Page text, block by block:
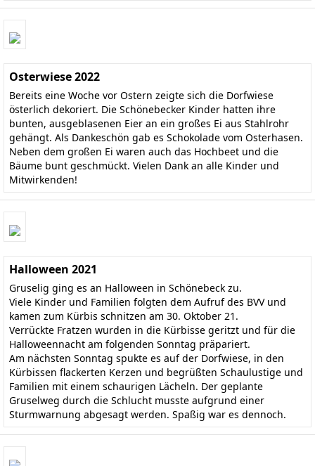
Osterwiese 2022
Bereits eine Woche vor Ostern zeigte sich die Dorfwiese
österlich dekoriert. Die Schönebecker Kinder hatten ihre
bunten, ausgeblasenen Eier an ein großes Ei aus Stahlrohr
gehängt. Als Dankeschön gab es Schokolade vom Osterhasen.
Neben dem großen Ei waren auch das Hochbeet und die
Bäume bunt geschmückt. Vielen Dank an alle Kinder und
Mitwirkenden!
Halloween 2021
Gruselig ging es an Halloween in Schönebeck zu.
Viele Kinder und Familien folgten dem Aufruf des BVV und
kamen zum Kürbis schnitzen am 30. Oktober 21.
Verrückte Fratzen wurden in die Kürbisse geritzt und für die
Halloweennacht am folgenden Sonntag präpariert.
Am nächsten Sonntag spukte es auf der Dorfwiese, in den
Kürbissen flackerten Kerzen und begrüßten Schaulustige und
Familien mit einem schaurigen Lächeln. Der geplante
Gruselweg durch die Schlucht musste aufgrund einer
Sturmwarnung abgesagt werden. Spaßig war es dennoch.